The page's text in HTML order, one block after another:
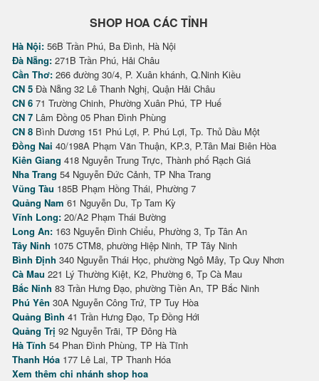
SHOP HOA CÁC TỈNH
Hà Nội: 56B Trần Phú, Ba Đình, Hà Nội
Đà Nẵng: 271B Trần Phú, Hải Châu
Cần Thơ: 266 đường 30/4, P. Xuân khánh, Q.Ninh Kiều
CN 5 Đà Nẵng 32 Lê Thanh Nghị, Quận Hải Châu
CN 6 71 Trường Chinh, Phường Xuân Phú, TP Huế
CN 7 Lâm Đồng 05 Phan Đình Phùng
CN 8 Bình Dương 151 Phú Lợi, P. Phú Lợi, Tp. Thủ Dầu Một
Đồng Nai 40/198A Phạm Văn Thuận, KP.3, P.Tân Mai Biên Hòa
Kiên Giang 418 Nguyễn Trung Trực, Thành phố Rạch Giá
Nha Trang 54 Nguyễn Đức Cảnh, TP Nha Trang
Vũng Tàu 185B Phạm Hồng Thái, Phường 7
Quảng Nam 61 Nguyễn Du, Tp Tam Kỳ
Vĩnh Long: 20/A2 Phạm Thái Bường
Long An: 163 Nguyễn Đình Chiểu, Phường 3, Tp Tân An
Tây Ninh 1075 CTM8, phường Hiệp Ninh, TP Tây Ninh
Bình Định 340 Nguyễn Thái Học, phường Ngô Mây, Tp Quy Nhơn
Cà Mau 221 Lý Thường Kiệt, K2, Phường 6, Tp Cà Mau
Bắc Ninh 83 Trần Hưng Đạo, phường Tiền An, TP Bắc Ninh
Phú Yên 30A Nguyễn Công Trứ, TP Tuy Hòa
Quảng Bình 41 Trần Hưng Đạo, Tp Đồng Hới
Quảng Trị 92 Nguyễn Trãi, TP Đông Hà
Hà Tĩnh 54 Phan Đình Phùng, TP Hà Tĩnh
Thanh Hóa 177 Lê Lai, TP Thanh Hóa
Xem thêm chi nhánh shop hoa